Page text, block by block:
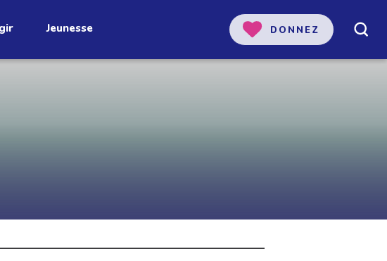
notre
Jeunesse DONNEZ